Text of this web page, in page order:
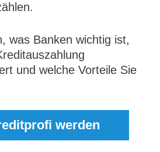
was Banken wichtig ist,
und welche Vorteile Sie
werden